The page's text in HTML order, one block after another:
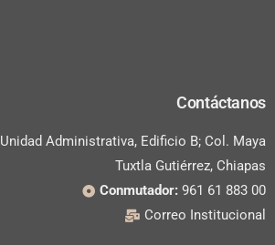
Contáctanos
Unidad Administrativa, Edificio B; Col. Maya
Tuxtla Gutiérrez, Chiapas
Conmutador: 961 61 883 00
Correo Institucional